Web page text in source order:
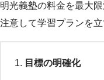
明光義塾の料金を最大
注意して学習プランを
目標の明確化